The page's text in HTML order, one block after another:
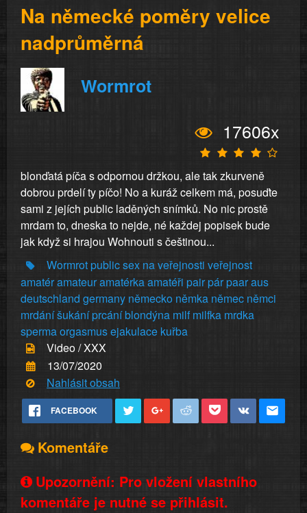
Na německé poměry velice
nadprůměrná
Wormrot
17606x
blonďatá píča s odpornou držkou, ale tak zkurveně
dobrou prdelí ty píčo! No a kuráž celkem má, posuďte
sami z jejích public laděných snímků. No nic prostě
mrdam to, dneska to nejde, né každej popisek bude
jak když si hrajou Wohnouti s češtinou...
Wormrotpublicsex naveřejnosti veřejnost
amatéramateuramatérkaamatéři pairpárpaaraus
deutschland germany německo němka němec němci
mrdáníšukáníprcáníblondýna milf milfka mrdka
spermaorgasmusejakulace kuřba
Video / XXX
13/07/2020
Nahlásit obsah
FACEBOOK
Komentáře
Upozornění: Pro vložení vlastního
komentáře je nutné se přihlásit.